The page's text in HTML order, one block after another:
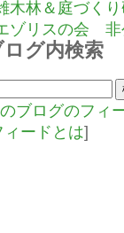
木林＆庭づく
ゾリスの会 非
ログ内検索
ブログのフィ
ィードとは]